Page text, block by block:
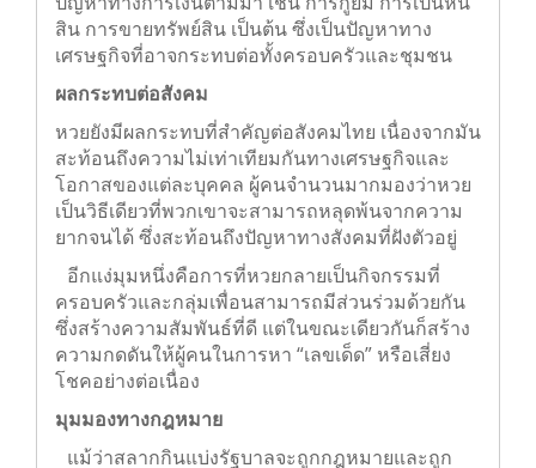
ปัญหาทางการเงินตามมา เช่น การกู้ยืม การเป็นหนี้
สิน การขายทรัพย์สิน เป็นต้น ซึ่งเป็นปัญหาทาง
เศรษฐกิจที่อาจกระทบต่อทั้งครอบครัวและชุมชน
ผลกระทบต่อสังคม
หวยยังมีผลกระทบที่สำคัญต่อสังคมไทย เนื่องจากมัน
สะท้อนถึงความไม่เท่าเทียมกันทางเศรษฐกิจและ
โอกาสของแต่ละบุคคล ผู้คนจำนวนมากมองว่าหวย
เป็นวิธีเดียวที่พวกเขาจะสามารถหลุดพ้นจากความ
ยากจนได้ ซึ่งสะท้อนถึงปัญหาทางสังคมที่ฝังตัวอยู่
อีกแง่มุมหนึ่งคือการที่หวยกลายเป็นกิจกรรมที่
ครอบครัวและกลุ่มเพื่อนสามารถมีส่วนร่วมด้วย
กัน ซึ่งสร้างความสัมพันธ์ที่ดี แต่ในขณะเดียวกันก็
สร้างความกดดันให้ผู้คนในการหา “เลขเด็ด” หรือ
มุมมองทางกฎหมาย